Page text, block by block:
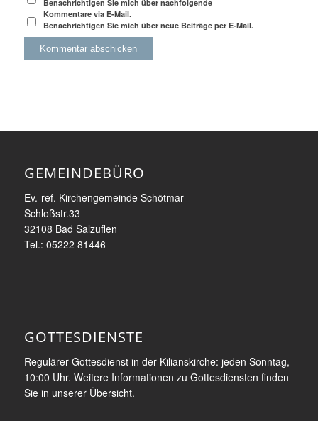
Benachrichtigen Sie mich über nachfolgende
Kommentare via E-Mail.
Benachrichtigen Sie mich über neue Beiträge per E-Mail.
GEMEINDEBÜRO
Ev.-ref. Kirchengemeinde Schötmar
Schloßstr.33
32108 Bad Salzuflen
Tel.: 05222 81446
GOTTESDIENSTE
Regulärer Gottesdienst in der Kilianskirche: jeden Sonntag,
10:00 Uhr. Weitere Informationen zu Gottesdiensten finden
Sie in unserer Übersicht.